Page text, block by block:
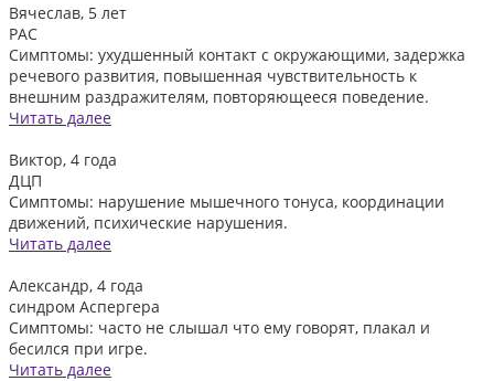
Вячеслав, 5 лет
РАС
Симптомы: ухудшенный контакт с окружающими, задержка
речевого развития, повышенная чувствительность к
внешним раздражителям, повторяющееся поведение.
Читать далее
Виктор, 4 года
ДЦП
Симптомы: нарушение мышечного тонуса, координации
движений, психические нарушения.
Читать далее
Александр, 4 года
синдром Аспергера
Симптомы: часто не слышал что ему говорят, плакал и
бесился при игре.
Читать далее